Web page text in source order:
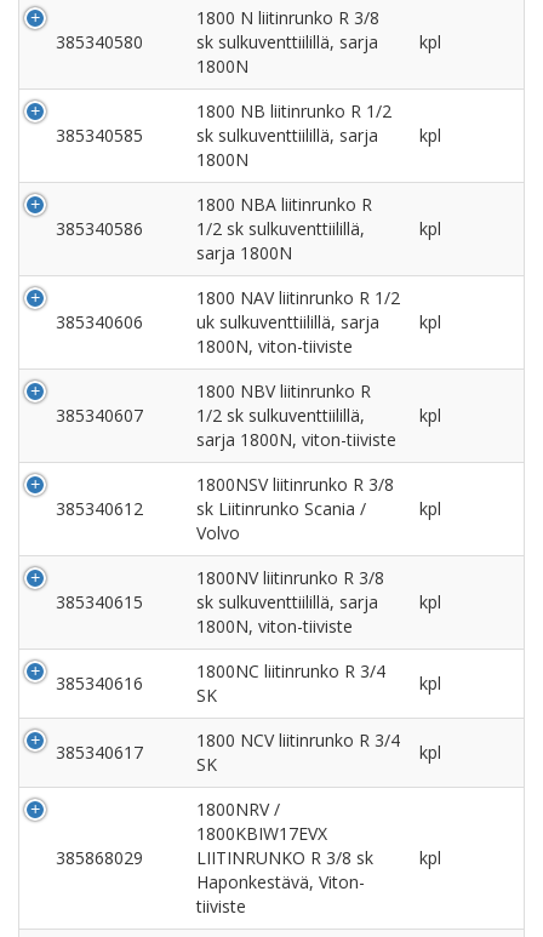
385340580
1800 N liitinrunko R 3/8
sk sulkuventtiilillä, sarja
1800N
kpl
385340585
1800 NB liitinrunko R 1/2
sk sulkuventtiilillä, sarja
1800N
kpl
385340586
1800 NBA liitinrunko R
1/2 sk sulkuventtiilillä,
sarja 1800N
kpl
385340606
1800 NAV liitinrunko R 1/2
uk sulkuventtiilillä, sarja
1800N, viton-tiiviste
kpl
385340607
1800 NBV liitinrunko R
1/2 sk sulkuventtiilillä,
sarja 1800N, viton-tiiviste
kpl
385340612
1800NSV liitinrunko R 3/8
sk Liitinrunko Scania /
Volvo
kpl
385340615
1800NV liitinrunko R 3/8
sk sulkuventtiilillä, sarja
1800N, viton-tiiviste
kpl
385340616
1800NC liitinrunko R 3/4
SK
kpl
385340617
1800 NCV liitinrunko R 3/4
SK
kpl
385868029
1800NRV /
1800KBIW17EVX
LIITINRUNKO R 3/8 sk
Haponkestävä, Viton-
tiiviste
kpl